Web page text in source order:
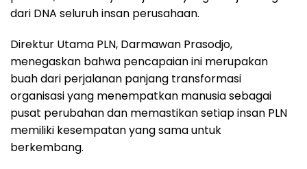
dari DNA seluruh insan perusahaan.
Direktur Utama PLN, Darmawan Prasodjo,
menegaskan bahwa pencapaian ini merupakan
buah dari perjalanan panjang transformasi
organisasi yang menempatkan manusia sebagai
pusat perubahan dan memastikan setiap insan PLN
memiliki kesempatan yang sama untuk
berkembang.